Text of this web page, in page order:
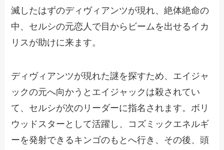
滅したはずのディヴィアンツが現れ、絶体絶命の
中、セルシの元恋人で目からビームを出せるイカ
リスが助けに来ます。
ディヴィアンツが現れた謎を探すため、エイジャ
ックの元へ向かうとエイジャックは殺されてい
て、セルシが次のリーダーに指名されます。ボリ
ウッドスターとして活躍し、コズミックエネルギ
ーを発射できるキンゴのもとへ行き、その後、頭